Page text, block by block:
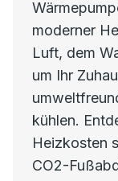
moderner
Luft, dem
um Ihr
kühlen.
Heizkosten
CO2-